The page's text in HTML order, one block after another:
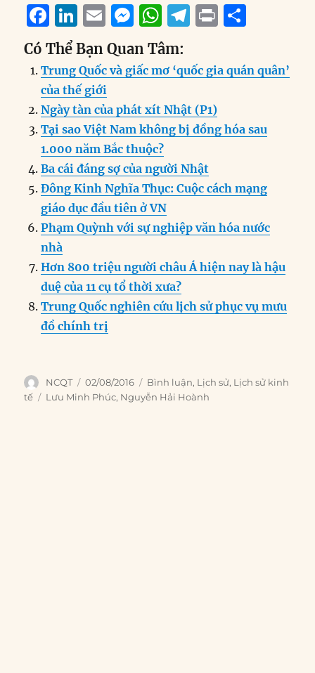
F
a
c
e
b
o
o
k
Li
n
k
e
d
I
n
E
m
ai
l
M
ss
e
n
g
er
W
h
at
s
A
p
p
T
e
g
r
a
P
t
re
Có Thể Bạn Quan Tâm:
Trung Quốc và giấc mơ ‘quốc gia quán quân’
của thế giới
Ngày tàn của phát xít Nhật (P1)
Tại sao Việt Nam không bị đồng hóa sau
1.000 năm Bắc thuộc?
Ba cái đáng sợ của người Nhật
Đông Kinh Nghĩa Thục: Cuộc cách mạng
giáo dục đầu tiên ở VN
Phạm Quỳnh với sự nghiệp văn hóa nước
nhà
Hơn 800 triệu người châu Á hiện nay là hậu
duệ của 11 cụ tổ thời xưa?
Trung Quốc nghiên cứu lịch sử phục vụ mưu
đồ chính trị
Author
NCQT
Posted
on
02/08/2016 Categories
Bình luận, Lịch sử, Lịch sử kinh
tế
Tags
Lưu Minh Phúc, Nguyễn Hải Hoành